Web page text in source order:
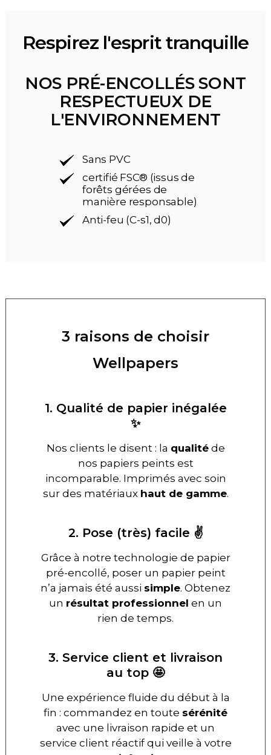
Respirez l'esprit tranquille
NOS PRÉ-ENCOLLÉS SONT
RESPECTUEUX DE
L'ENVIRONNEMENT
Sans PVC
certifié FSC® (issus de
forêts gérées de
manière responsable)
Anti-feu (C-s1, d0)
3 raisons de choisir
Wellpapers
1. Qualité de papier inégalée
✨
Nos clients le disent : la qualitéde
nos papiers peints est
incomparable. Imprimés avec soin
sur des matériaux haut de gamme.
2. Pose (très) facile ✌️
Grâce à notre technologie de papier
pré-encollé, poser un papier peint
n’a jamais été aussi simple. Obtenez
un résultat professionnel en un
rien de temps.
3. Service client et livraison
au top 🤩
Une expérience fluide du début à la
fin : commandez en toute sérénité
avec une livraison rapide et un
service client réactif qui veille à votre